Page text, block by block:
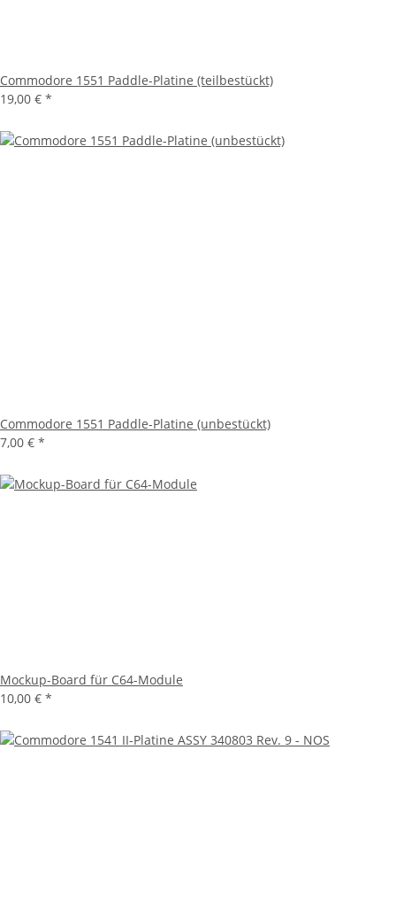
Commodore 1551 Paddle-Platine (teilbestückt)
19,00 € *
Commodore 1551 Paddle-Platine (unbestückt)
7,00 € *
Mockup-Board für C64-Module
10,00 € *